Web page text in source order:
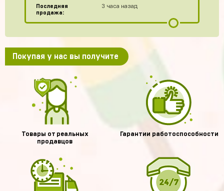
Последняя
продажа:
3 часа назад
Покупая у нас вы получите
Товары от реальных
продавцов
Гарантии работоспособности